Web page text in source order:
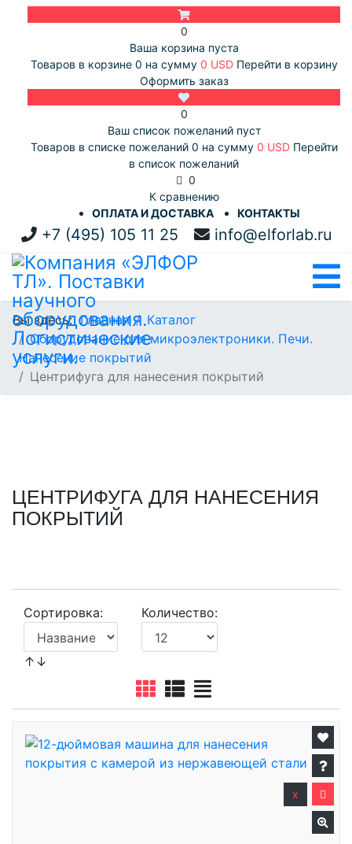
0
Ваша корзина пуста
Товаров в корзине 0 на сумму 0 USD Перейти в корзину
Оформить заказ
0
Ваш список пожеланий пуст
Товаров в списке пожеланий 0 на сумму 0 USD Перейти
в список пожеланий
0
К сравнению
ОПЛАТА И ДОСТАВКА
КОНТАКТЫ
+7 (495) 105 11 25 info@elforlab.ru
Вы здесь:Главная
Каталог
Оборудование для микроэлектроники. Печи.
Нанесение покрытий
Центрифуга для нанесения покрытий
ЦЕНТРИФУГА ДЛЯ НАНЕСЕНИЯ
ПОКРЫТИЙ
Сортировка:
↑↓
Количество:
x